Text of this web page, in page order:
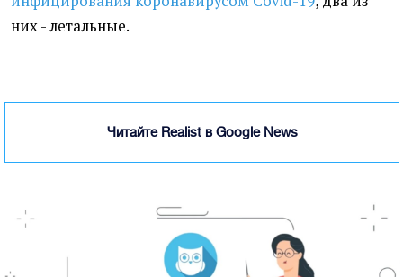
них - летальные.
Читайте Realist в Google News